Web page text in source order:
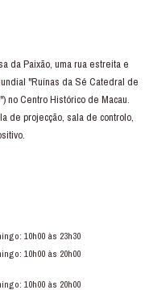
da Paixão, uma rua estreita e
"Ruínas da Sé Catedral de
no Centro Histórico de Macau.
de projecção, sala de controlo,
10h00 às 23h30
10h00 às 20h00
10h00 às 20h00